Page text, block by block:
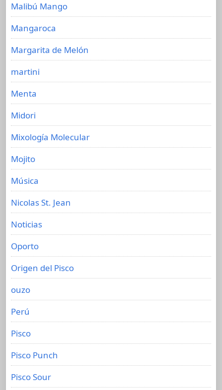
Malibú Mango
Mangaroca
Margarita de Melón
martini
Menta
Midori
Mixología Molecular
Mojito
Música
Nicolas St. Jean
Noticias
Oporto
Origen del Pisco
ouzo
Perú
Pisco
Pisco Punch
Pisco Sour